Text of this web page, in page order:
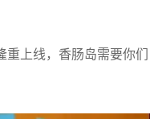
重上线，香肠岛需要你们